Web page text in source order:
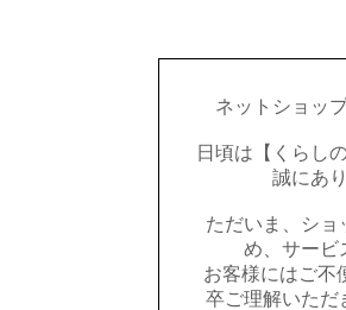
ネットショッ
日頃は【くらし
誠にあ
ただいま、ショ
め、サービ
お客様にはご不
卒ご理解いただ